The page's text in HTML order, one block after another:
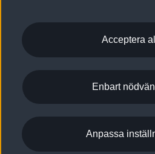
Acceptera
Enbart
Anpassa
ligger alltid hos föraren.
vägmärken är ett kompletterande
den verkliga trafiksituationen.
information om din bils
begränsningar genom att läsa